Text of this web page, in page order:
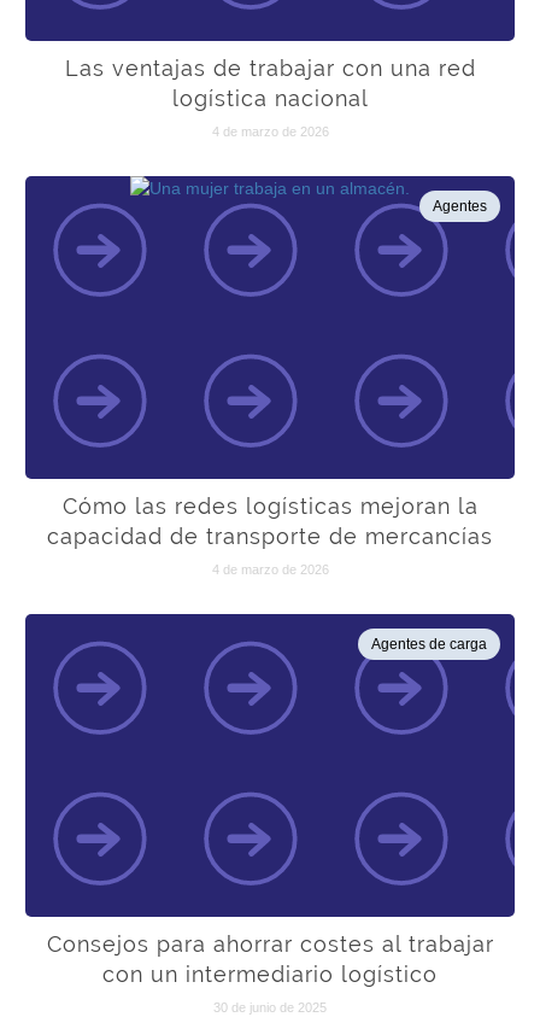
Las ventajas de trabajar con una red
logística nacional
4 de marzo de 2026
Agentes
Cómo las redes logísticas mejoran la
capacidad de transporte de mercancías
4 de marzo de 2026
Agentes de carga
Consejos para ahorrar costes al trabajar
con un intermediario logístico
30 de junio de 2025